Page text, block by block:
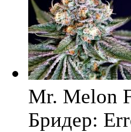
Mr. Melon
Бридер: